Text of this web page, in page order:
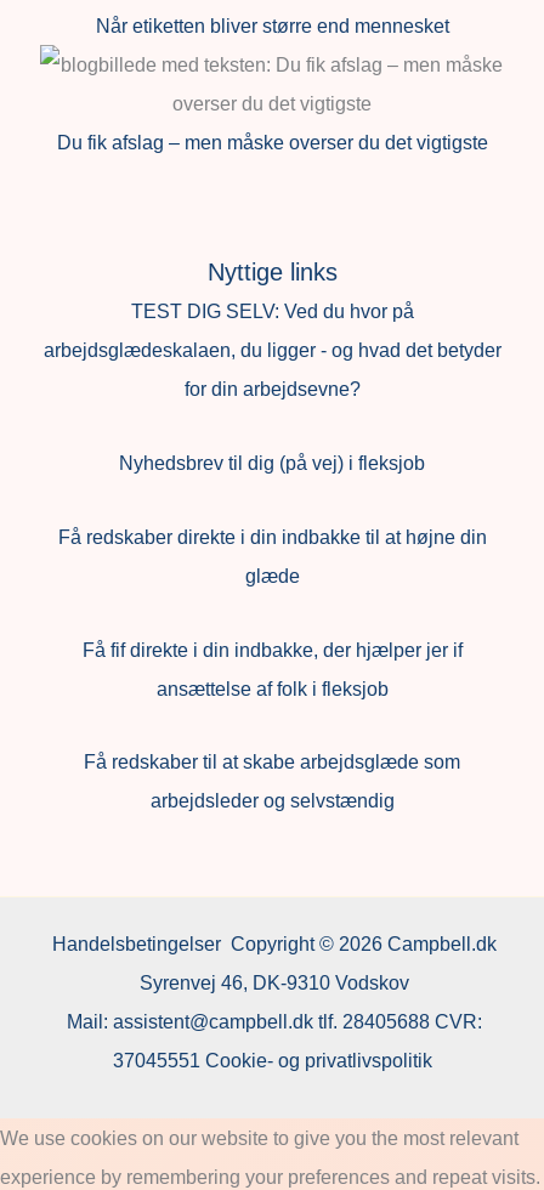
Når etiketten bliver større end mennesket
Du fik afslag – men måske overser du det vigtigste
Nyttige links
TEST DIG SELV: Ved du hvor på
arbejdsglædeskalaen, du ligger - og hvad det betyder
for din arbejdsevne?
Nyhedsbrev til dig (på vej) i fleksjob
Få redskaber direkte i din indbakke til at højne din
glæde
Få fif direkte i din indbakke, der hjælper jer if
ansættelse af folk i fleksjob
Få redskaber til at skabe arbejdsglæde som
arbejdsleder og selvstændig
Handelsbetingelser Copyright © 2026 Campbell.dk
Syrenvej 46, DK-9310 Vodskov
Mail: assistent@campbell.dk tlf. 28405688 CVR:
37045551 Cookie- og privatlivspolitik
We use cookies on our website to give you the most relevant
experience by remembering your preferences and repeat visits.